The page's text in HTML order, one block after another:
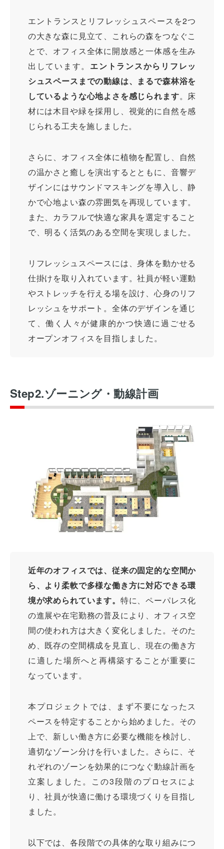
エントランスとリフレッシュスペースを2つ
の大きな森に見立て、これらの森をつなぐこ
とで、オフィス全体に開放感と一体感を生み
出しています。 エントランスからリフレッ
シュスペースまでの動線は、まるで森林浴を
しているような心地よさを感じられます。床
材には木目や緑を採用し、視覚的に自然を感
じられる工夫を施しました。
さらに、オフィス全体に植物を配置し、自然
の温かさと癒しを演出するとともに、音響デ
ザインにはサウンドマスキングを導入し、静
かで心地よい森の雰囲気を再現しています。
また、カラフルで快適な家具を選定すること
で、明るく活気のある空間を実現しました。
リフレッシュスペースには、身体を動かせる
仕掛けを取り入れています。社員が軽い運動
やストレッチを行える場を設け、心身のリフ
レッシュをサポート。全体のデザインを通じ
て、働く人々が健康的かつ快適に過ごせる
オープンオフィスを目指しました。
Step2.ゾーニング・動線計画
近年のオフィスでは、従来の固定的な空間か
ら、より柔軟で多様な働き方に対応できる環
境が求められています。 特に、ペーパレス化
の進展や在宅勤務の普及により、オフィス空
間の使われ方は大きく変化しました。そのた
め、既存の空間構成を見直し、現在の働き方
に適した場所へと再構築することが重要に
なっています。
本プロジェクトでは、まず不要になったス
ペースを特定することから始めました。その
上で、新しい働き方に必要な機能を検討し、
適切なゾーン分けを行いました。さらに、そ
れぞれのゾーンを効果的につなぐ動線計画を
立案しました。この3段階のプロセスによ
り、社員が快適に働ける環境づくりを目指し
ました。
以下では、各段階での具体的な取り組みにつ